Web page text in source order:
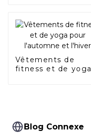
Vêtements de
fitness et de yoga
Blog Connexe